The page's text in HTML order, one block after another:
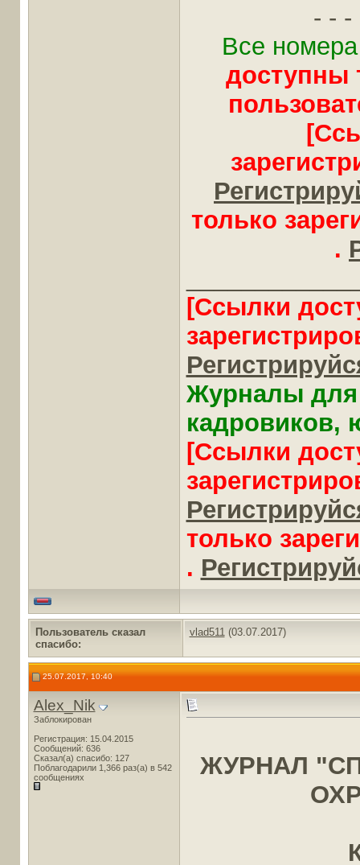
- - -
Все
доступны
только
.
[Ссылки
Журналы для
кадровиков,
[Ссылки
только
.
Пользователь сказал
cпасибо:
vlad511(03.07.2017)
25.07.2017, 10:40
Alex_Nik
Заблокирован
Регистрация: 15.04.2015
Сообщений: 636
Сказал(а) спасибо: 127
Поблагодарили 1,366 раз(а) в 542
сообщениях
ЖУРНАЛ